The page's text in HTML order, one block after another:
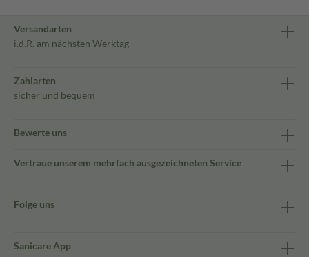
Versandarten
i.d.R. am nächsten Werktag
Zahlarten
sicher und bequem
Bewerte uns
Vertraue unserem mehrfach ausgezeichneten Service
Folge uns
Sanicare App